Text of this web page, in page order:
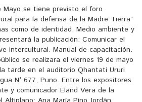
"Maestría en Religiones y culturas Andinas"
Mayo se tiene previsto el foro
para la defensa de la Madre Tierra”
como de identidad, Medio ambiente y
la publicación: Comunicar el
intercultural. Manual de capacitación.
se realizara el viernes 19 de mayo
tarde en el auditorio Qhantati Ururi
N° 677, Puno. Entre los expositores
y comunicador Eland Vera de la